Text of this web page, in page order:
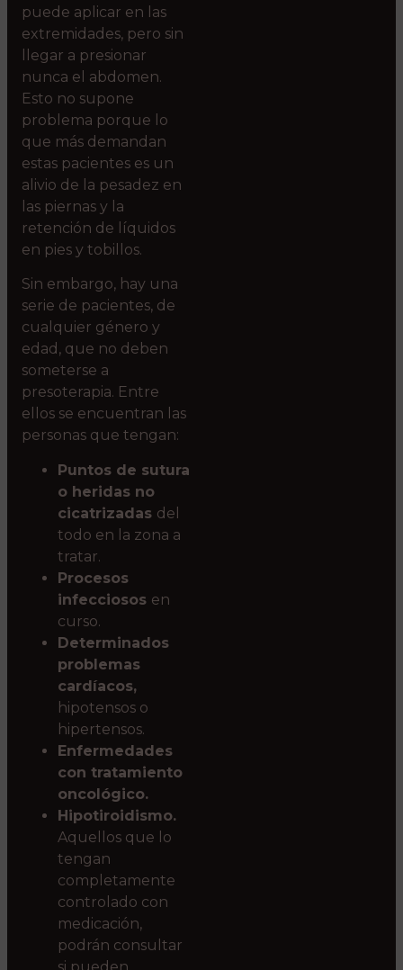
puede aplicar en las
extremidades, pero sin
llegar a presionar
nunca el abdomen.
Esto no supone
problema porque lo
que más demandan
estas pacientes es un
alivio de la pesadez en
las piernas y la
retención de líquidos
en pies y tobillos.
Sin embargo, hay una
serie de pacientes, de
cualquier género y
edad, que no deben
someterse a
presoterapia. Entre
ellos se encuentran las
personas que tengan:
Puntos de sutura
o heridas no
cicatrizadas del
todo en la zona a
tratar.
Procesos
infecciosos en
curso.
Determinados
problemas
cardíacos,
hipotensos o
hipertensos.
Enfermedades
con tratamiento
oncológico.
Hipotiroidismo.
Aquellos que lo
tengan
completamente
controlado con
medicación,
podrán consultar
si pueden